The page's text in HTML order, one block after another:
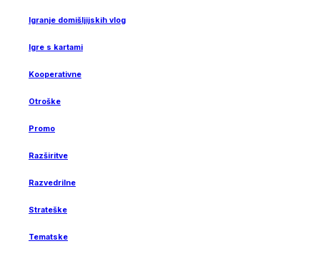
Igranje domišljijskih vlog
Igre s kartami
Kooperativne
Otroške
Promo
Razširitve
Razvedrilne
Strateške
Tematske